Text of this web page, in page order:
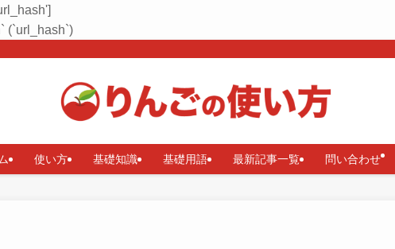
(`url_hash`)
使い方 基礎知識 基礎用語 最新記事一覧 問い合わせ